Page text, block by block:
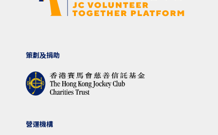
策劃及捐助
營運機構